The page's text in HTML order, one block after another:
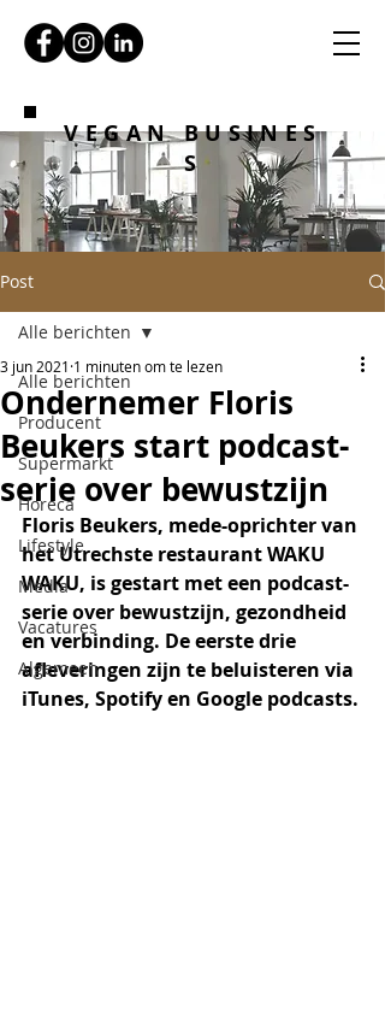
VEGAN BUSINES
S
Post
Alle berichten
Producent
Supermarkt
Horeca
Lifestyle
Media
Vacatures
Algemeen
Alle berichten
Ondernemer Floris
Beukers start podcast-
serie over bewustzijn
3 jun 2021 1 minuten om te lezen
Floris Beukers, mede-oprichter van
het Utrechste restaurant WAKU
WAKU, is gestart met een podcast-
serie over bewustzijn, gezondheid
en verbinding. De eerste drie
afleveringen zijn te beluisteren via
iTunes, Spotify en Google podcasts.